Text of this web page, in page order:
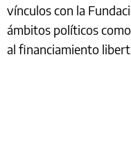
vínculos con la
ámbitos políticos
al financiamiento